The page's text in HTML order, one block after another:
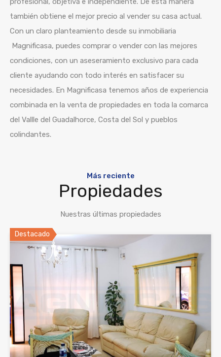
también obtiene el mejor precio al vender su casa actual.
Con un claro planteamiento desde su inmobiliaria
Magnificasa, puedes comprar o vender con las mejores
condiciones, con un aseseramiento exclusivo para cada
cliente ayudando con todo interés en satisfacer su
necesidades. En Magnificasa tenemos años de experiencia
combinada en la venta de propiedades en toda la comarca
del Vallle del Guadalhorce, Costa del Sol y pueblos
colindantes.
Más reciente
Propiedades
Nuestras últimas propiedades
Destacado